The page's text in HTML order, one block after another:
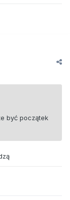
być początek